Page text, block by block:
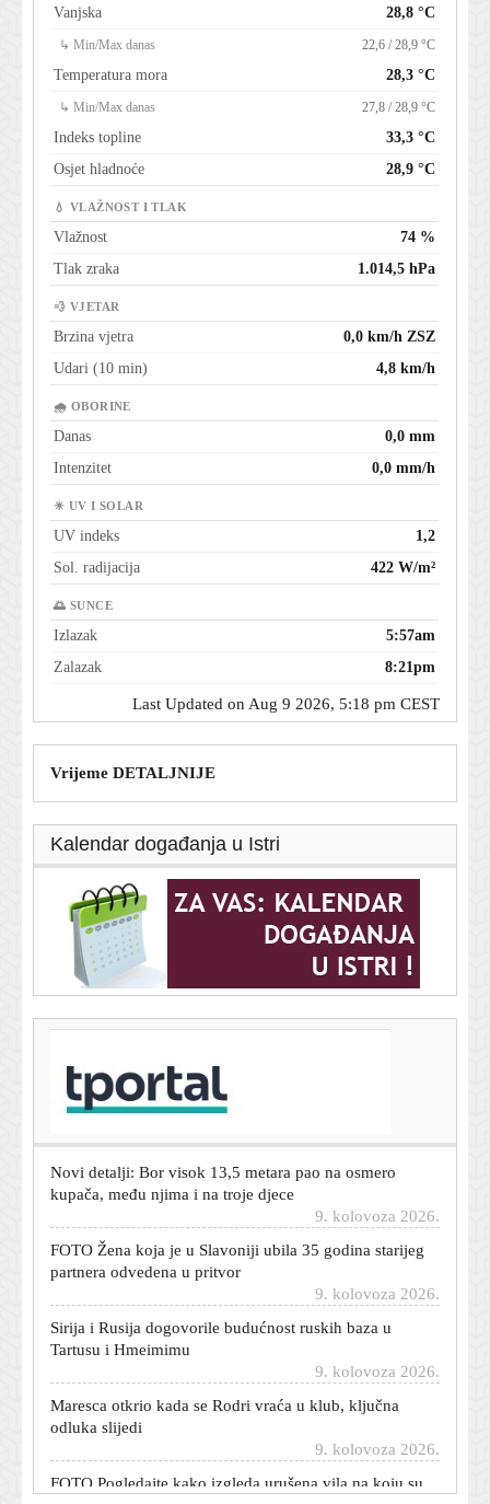
Vanjska 28,8 °C
↳ Min/Max danas 22,6 / 28,9 °C
Temperatura mora 28,3 °C
↳ Min/Max danas 27,8 / 28,9 °C
Indeks topline
33,3 °C
Osjet hladnoće
28,9 °C
💧 VLAŽNOST I TLAK
Vlažnost
74 %
Tlak zraka
1.014,5 hPa
💨 VJETAR
Brzina vjetra
0,0 km/h ZSZ
Udari (10 min)
4,8 km/h
🌧 OBORINE
Danas
0,0 mm
Intenzitet
0,0 mm/h
☀ UV I SOLAR
UV indeks
1,2
Sol. radijacija
422 W/m²
🌅 SUNCE
Izlazak
5:57am
Zalazak
8:21pm
Last Updated on Aug 9 2026, 5:18 pm CEST
Vrijeme DETALJNIJE
Kalendar događanja u Istri
Velika drama u Ajaxu: Zvijezda skinuta iz sastava tri
minute prije početka utakmice
kupača, među njima i na troje djece
FOTO Žena koja je u Slavoniji ubila 35 godina starijeg
partnera odvedena u pritvor
Sirija i Rusija dogovorile budućnost ruskih baza u
Tartusu i Hmeimimu
Maresca otkrio kada se Rodri vraća u klub, ključna
odluka slijedi
FOTO Pogledajte kako izgleda urušena vila na koju su
se popeli ozlijeđeni maloljetnici